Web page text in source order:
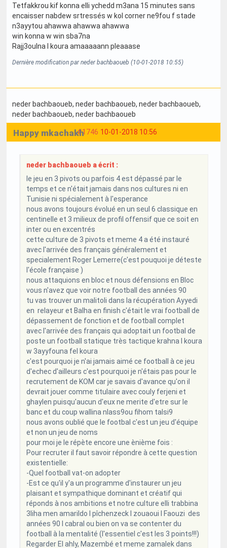
Tetfakkrou kif konna elli ychedd m3ana 15 minutes sans
encaisser nabdew srtressés w kol corner ne9fou f stade
n3ayytou ahawwa ahawwa ahawwa
win konna w win sba7na
Rajj3oulna l koura amaaaaann pleaaase
Dernière modification par neder bachbaoueb (10-01-2018 10:55)
neder bachbaoueb, neder bachbaoueb, neder bachbaoueb,
neder bachbaoueb, neder bachbaoueb
#1746 10-01-2018 10:56
Happy mkachakh
neder bachbaoueb a écrit :
le jeu en 3 pivots ou parfois 4 est dépassé par le
temps et ce n'était jamais dans nos cultures ni en
Tunisie ni spécialement à l'esperance
nous avons toujours évolué en un seul 6 classique en
centinelle et 3 milieux de profil offensif que ce soit en
inter ou en excentrés
cette culture de 3 pivots et meme 4 a été instauré
avec l'arrivée des français généralement et
specialement Roger Lemerre(c'est pouquoi je déteste
l'école française )
nous attaquions en bloc et nous défensions en Bloc
vous n'avez que voir notre football des années 90
tu vas trouver un malitoli dans la récupération Ayyedi
en relayeur et Balha en finish c'était le vrai football de
dépassement de fonction et de football complet
avec l'arrivée des français qui adoptait un footbal de
poste un football statique très tactique krahna l koura
w 3ayyfouna fel koura
c'est pourquoi je n'ai jamais aimé ce football à ce jeu
d'echec d'ailleurs c'est pourquoi je n'étais pas pour le
recrutement de KOM car je savais d'avance qu'on il
devrait jouer comme titulaire avec couly ferjeni et
ghaylen puisqu'aucun d'eux ne merite d'etre sur le
banc et du coup wallina nlass9ou fihom talsi9
nous avons oublié que le footbal c'est un jeu d'équipe
et non un jeu de noms
pour moi je le répète encore une ènième fois :
Pour recruter il faut savoir répondre à cette question
existentielle:
-Quel football vat-on adopter
-Est ce qu'il y'a un programme d'instaurer un jeu
plaisant et sympathique dominant et créatif qui
réponds à nos ambitions et notre culture elli trabbina
3liha men amarildo l pîchenzeck l zouaoui l Faouzi des
années 90 l cabral ou bien on va se contenter du
football à la mentalité (l'essentiel c'est les 3 points!!!)
Regarder El ahly, Mazembé et meme zamalek dans